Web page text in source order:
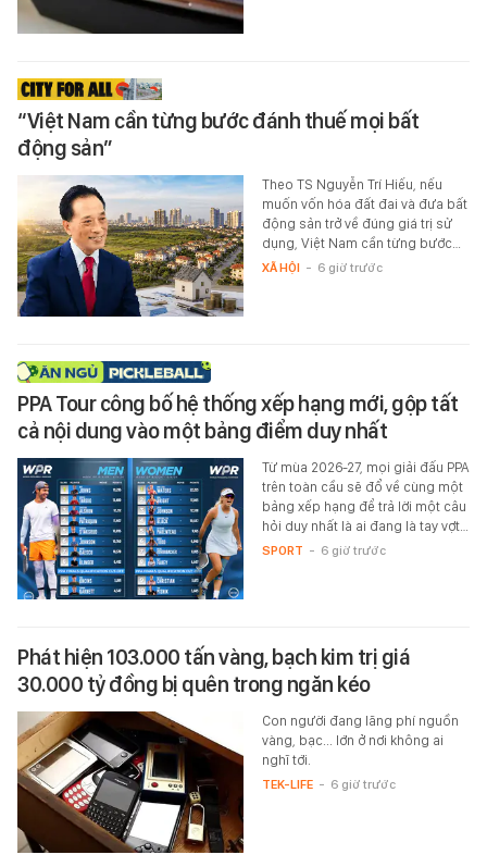
“Việt Nam cần từng bước đánh thuế mọi bất
động sản”
Theo TS Nguyễn Trí Hiếu, nếu
muốn vốn hóa đất đai và đưa bất
động sản trở về đúng giá trị sử
dụng, Việt Nam cần từng bước…
XÃ HỘI - 6 giờ trước
PPA Tour công bố hệ thống xếp hạng mới, gộp tất
cả nội dung vào một bảng điểm duy nhất
Từ mùa 2026-27, mọi giải đấu PPA
trên toàn cầu sẽ đổ về cùng một
bảng xếp hạng để trả lời một câu
hỏi duy nhất là ai đang là tay vợt…
SPORT - 6 giờ trước
Phát hiện 103.000 tấn vàng, bạch kim trị giá
30.000 tỷ đồng bị quên trong ngăn kéo
Con người đang lãng phí nguồn
vàng, bạc... lớn ở nơi không ai
nghĩ tới.
TEK-LIFE - 6 giờ trước